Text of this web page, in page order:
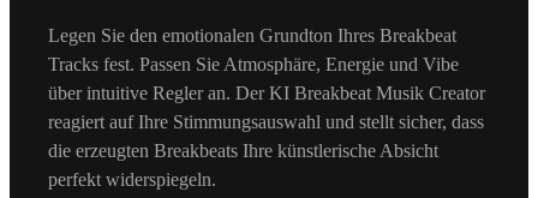
Legen Sie den emotionalen Grundton Ihres Breakbeat
Tracks fest. Passen Sie Atmosphäre, Energie und Vibe
über intuitive Regler an. Der KI Breakbeat Musik Creator
reagiert auf Ihre Stimmungsauswahl und stellt sicher, dass
die erzeugten Breakbeats Ihre künstlerische Absicht
perfekt widerspiegeln.